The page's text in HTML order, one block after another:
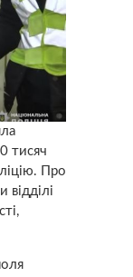
тисяч
Про
відділі